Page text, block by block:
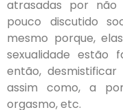
atrasadas por
pouco discutido
mesmo porque,
sexualidade estão
então,
assim como, a
orgasmo, etc.